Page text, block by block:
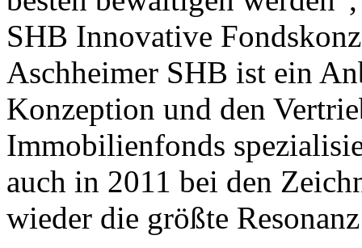
SHB Innovative
Aschheimer SHB ist ein
Konzeption und den
Immobilienfonds
auch in 2011 bei den
wieder die größte